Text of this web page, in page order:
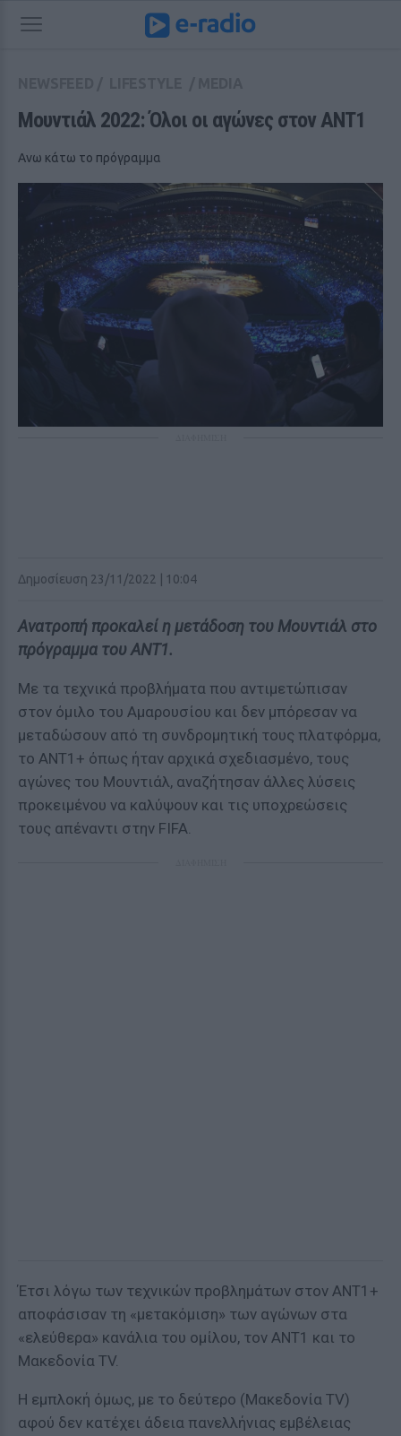
Μουντιάλ 2022: Όλοι οι αγώνες στον ANT1
Ανω κάτω το πρόγραμμα
Δημοσίευση 23/11/2022 | 10:04
Ανατροπή προκαλεί η μετάδοση του Μουντιάλ στο
πρόγραμμα του ANT1.
Με τα τεχνικά προβλήματα που αντιμετώπισαν
στον όμιλο του Αμαρουσίου και δεν μπόρεσαν να
μεταδώσουν από τη συνδρομητική τους πλατφόρμα,
το ΑΝΤ1+ όπως ήταν αρχικά σχεδιασμένο, τους
αγώνες του Μουντιάλ, αναζήτησαν άλλες λύσεις
προκειμένου να καλύψουν και τις υποχρεώσεις
τους απέναντι στην FIFA.
Έτσι λόγω των τεχνικών προβλημάτων στον ΑΝΤ1+
αποφάσισαν τη «μετακόμιση» των αγώνων στα
«ελεύθερα» κανάλια του ομίλου, τον ΑΝΤ1 και το
Μακεδονία TV.
Η εμπλοκή όμως, με το δεύτερο (Μακεδονία TV)
αφού δεν κατέχει άδεια πανελλήνιας εμβέλειας